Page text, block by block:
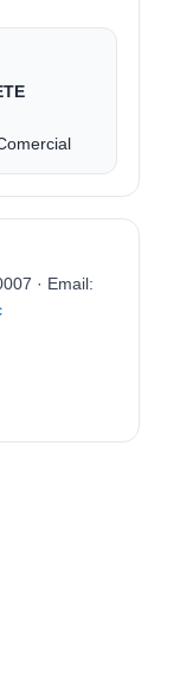
· Email: